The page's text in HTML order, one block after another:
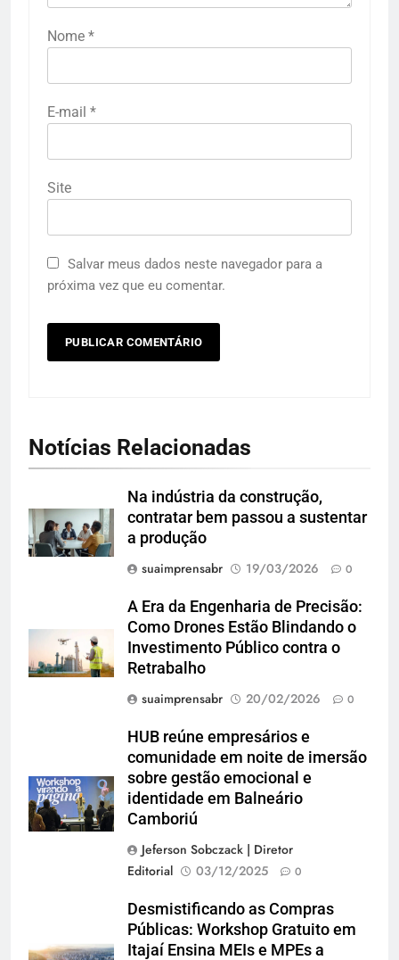
Nome *
E-mail *
Site
Salvar meus dados neste navegador para a
próxima vez que eu comentar.
Notícias Relacionadas
Na indústria da construção,
contratar bem passou a sustentar
a produção
suaimprensabr
19/03/2026 0
A Era da Engenharia de Precisão:
Como Drones Estão Blindando o
Investimento Público contra o
Retrabalho
suaimprensabr
20/02/2026 0
HUB reúne empresários e
comunidade em noite de imersão
sobre gestão emocional e
identidade em Balneário
Camboriú
Jeferson Sobczack | Diretor
Editorial
03/12/2025 0
Desmistificando as Compras
Públicas: Workshop Gratuito em
Itajaí Ensina MEIs e MPEs a